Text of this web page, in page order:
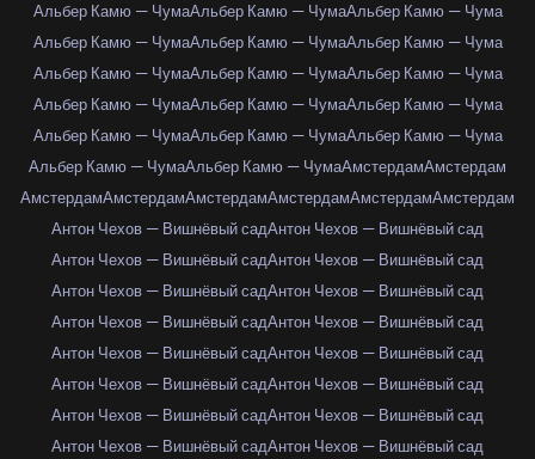
Альбер Камю — ЧумаАльбер Камю — ЧумаАльбер Камю — Чума
Альбер Камю — ЧумаАльбер Камю — ЧумаАльбер Камю — Чума
Альбер Камю — ЧумаАльбер Камю — ЧумаАльбер Камю — Чума
Альбер Камю — ЧумаАльбер Камю — ЧумаАльбер Камю — Чума
Альбер Камю — ЧумаАльбер Камю — ЧумаАльбер Камю — Чума
Альбер Камю — ЧумаАльбер Камю — ЧумаАмстердамАмстердам
АмстердамАмстердамАмстердамАмстердамАмстердамАмстердам
Антон Чехов — Вишнёвый садАнтон Чехов — Вишнёвый сад
Антон Чехов — Вишнёвый садАнтон Чехов — Вишнёвый сад
Антон Чехов — Вишнёвый садАнтон Чехов — Вишнёвый сад
Антон Чехов — Вишнёвый садАнтон Чехов — Вишнёвый сад
Антон Чехов — Вишнёвый садАнтон Чехов — Вишнёвый сад
Антон Чехов — Вишнёвый садАнтон Чехов — Вишнёвый сад
Антон Чехов — Вишнёвый садАнтон Чехов — Вишнёвый сад
Антон Чехов — Вишнёвый садАнтон Чехов — Вишнёвый сад